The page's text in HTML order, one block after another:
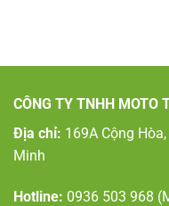
CÔNG TY TNHH MOTO
Địa chỉ: 169A Cộng Hòa,
Minh
Hotline: 0936 503 968